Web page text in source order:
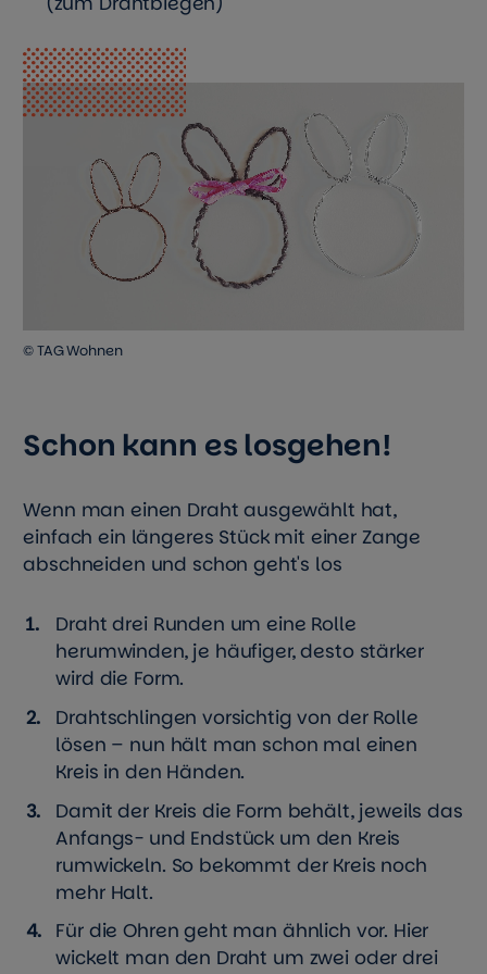
© TAG Wohnen
Schon kann es losgehen!
Wenn man einen Draht ausgewählt hat,
einfach ein längeres Stück mit einer Zange
abschneiden und schon geht's los
Draht drei Runden um eine Rolle
herumwinden, je häufiger, desto stärker
wird die Form.
Drahtschlingen vorsichtig von der Rolle
lösen – nun hält man schon mal einen
Kreis in den Händen.
Damit der Kreis die Form behält, jeweils das
Anfangs- und Endstück um den Kreis
rumwickeln. So bekommt der Kreis noch
mehr Halt.
Für die Ohren geht man ähnlich vor. Hier
wickelt man den Draht um zwei oder drei